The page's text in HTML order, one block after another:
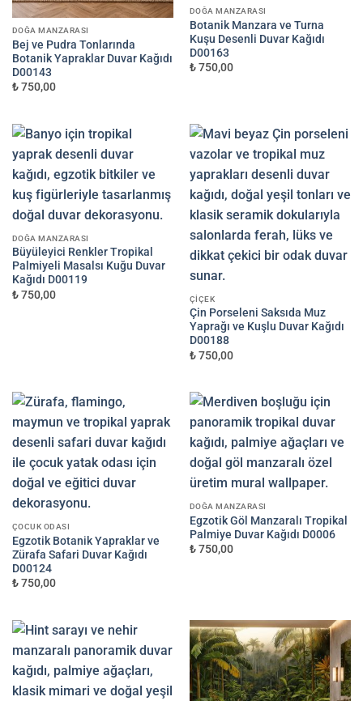
DOĞA MANZARASI
Bej ve Pudra Tonlarında
Botanik Yapraklar Duvar Kağıdı
D00143
₺ 750,00
DOĞA MANZARASI
Botanik Manzara ve Turna
Kuşu Desenli Duvar Kağıdı
D00163
₺ 750,00
DOĞA MANZARASI
Büyüleyici Renkler Tropikal
Palmiyeli Masalsı Kuğu Duvar
Kağıdı D00119
₺ 750,00
ÇIÇEK
Çin Porseleni Saksıda Muz
Yaprağı ve Kuşlu Duvar Kağıdı
D00188
₺ 750,00
ÇOCUK ODASI
Egzotik Botanik Yapraklar ve
Zürafa Safari Duvar Kağıdı
D00124
₺ 750,00
DOĞA MANZARASI
Egzotik Göl Manzaralı Tropikal
Palmiye Duvar Kağıdı D0006
₺ 750,00